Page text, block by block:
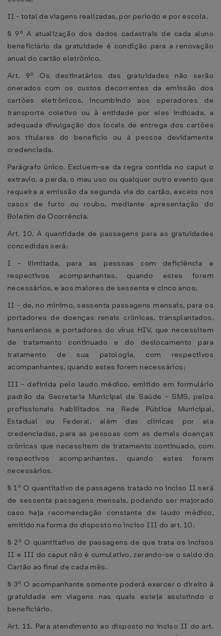
II - total de viagens realizadas, por período e por escola.
§ 9º A atualização dos dados cadastrais de cada aluno
beneficiário da gratuidade é condição para a renovação
anual do cartão eletrônico.
Art. 9º Os destinatários das gratuidades não serão
onerados com os custos decorrentes da emissão dos
cartões eletrônicos, incumbindo aos operadores de
transporte coletivo ou à entidade por eles indicada, a
adequada divulgação dos locais de entrega dos cartões
aos titulares do benefício ou à pessoa devidamente
credenciada.
Parágrafo único. Excluem-se da regra contida no caput o
extravio, a perda, o mau uso ou qualquer outro evento que
requeira a emissão da segunda via do cartão, exceto nos
casos de furto ou roubo, mediante apresentação do
Boletim de Ocorrência.
Art. 10. A quantidade de passagens para as gratuidades
concedidas será:
I - ilimitada, para as pessoas com deficiência e
respectivos acompanhantes, quando estes forem
necessários, e aos maiores de sessenta e cinco anos;
II - de, no mínimo, sessenta passagens mensais, para os
portadores de doenças renais crônicas, transplantados,
hansenianos e portadores do vírus HIV, que necessitem
de tratamento continuado e do deslocamento para
tratamento de sua patologia, com respectivos
acompanhantes, quando estes forem necessários;
III - definida pelo laudo médico, emitido em formulário
padrão da Secretaria Municipal de Saúde - SMS, pelos
profissionais habilitados na Rede Pública Municipal,
Estadual ou Federal, além das clínicas por ela
credenciadas, para as pessoas com as demais doenças
crônicas que necessitem de tratamento continuado, com
respectivos acompanhantes, quando estes forem
necessários.
§ 1º O quantitativo de passagens tratado no inciso II será
de sessenta passagens mensais, podendo ser majorado
caso haja recomendação constante de laudo médico,
emitido na forma do disposto no inciso III do art. 10.
§ 2º O quantitativo de passagens de que trata os incisos
II e III do caput não é cumulativo, zerando-se o saldo do
Cartão ao final de cada mês.
§ 3º O acompanhante somente poderá exercer o direito à
gratuidade em viagens nas quais esteja assistindo o
beneficiário.
Art. 11. Para atendimento ao disposto no inciso II do art.